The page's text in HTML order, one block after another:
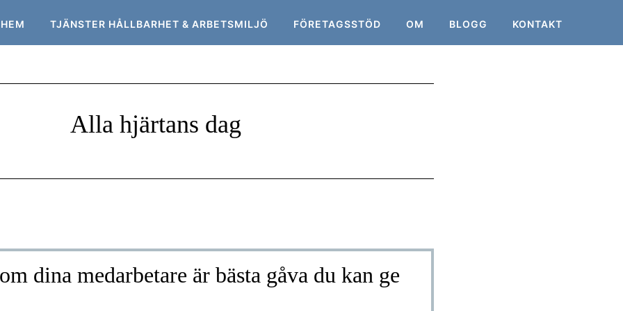
HEM TJÄNSTER HÅLLBARHET & ARBETSMILJÖ FÖRETAGSSTÖD OM BLOGG KONTAKT
Alla hjärtans dag
dina medarbetare är bästa gåva du kan ge